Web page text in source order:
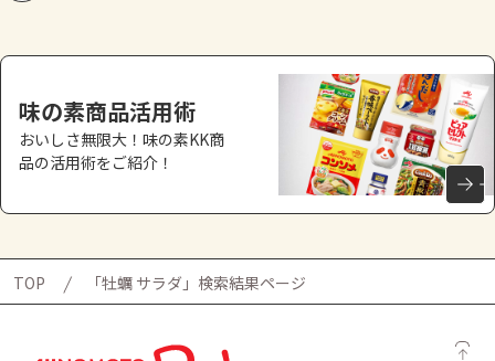
味の素商品活用術
おいしさ無限大！味の素KK商
品の活用術をご紹介！
TOP 「牡蠣 サラダ」検索結果ページ